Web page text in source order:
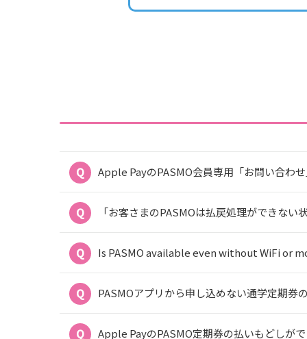
Apple PayのPASMO会員専用「お問い合わ
「お客さまのPASMOは払戻処理ができな
Is PASMO available even without WiFi or
PASMOアプリから申し込めない通学定期券
Apple PayのPASMO定期券の払いもどしが